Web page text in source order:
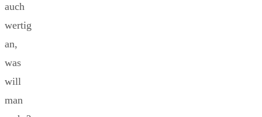
auch
wertig
an,
was
will
man